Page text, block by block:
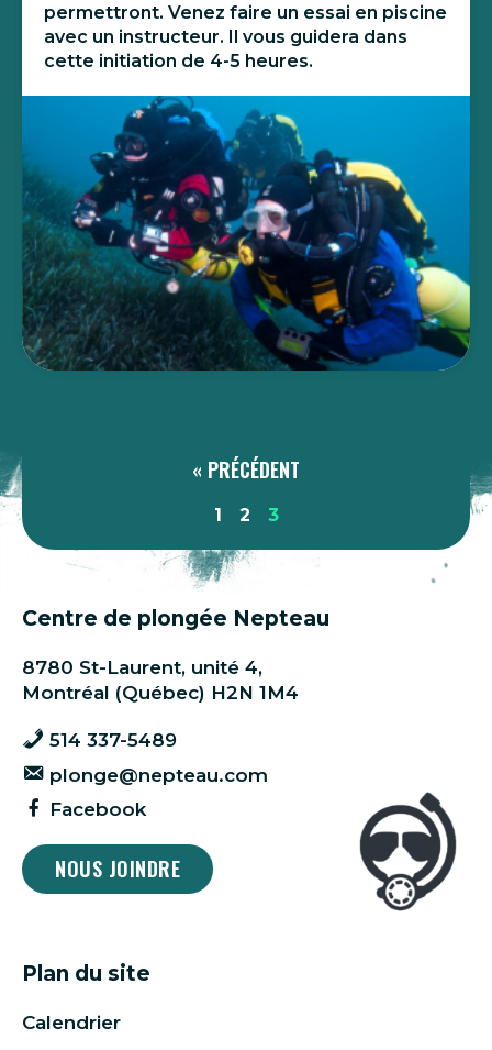
permettront. Venez faire un essai en piscine
avec un instructeur. Il vous guidera dans
cette initiation de 4-5 heures.
« PRÉCÉDENT
1 2 3
Centre de plongée Nepteau
8780 St-Laurent, unité 4,
Montréal (Québec) H2N 1M4
514 337-5489
plonge@nepteau.com
Facebook
NOUS JOINDRE
Plan du site
Calendrier